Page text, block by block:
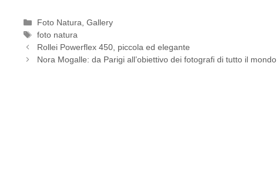
Categorie
Foto Natura,Gallery
Tag
foto natura
Rollei Powerflex 450, piccola ed elegante
Nora Mogalle: da Parigi all’obiettivo dei fotografi di tutto il mondo